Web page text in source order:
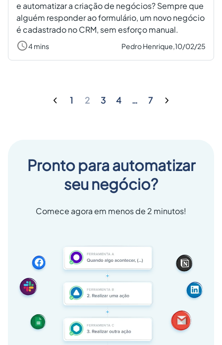
e automatizar a criação de negócios? Sempre que
alguém responder ao formulário, um novo negócio
é cadastrado no CRM, sem esforço manual.
4 mins Pedro Henrique,10/02/25
1 2 3 4 … 7
Pronto para automatizar
seu negócio?
Comece agora em menos de 2 minutos!